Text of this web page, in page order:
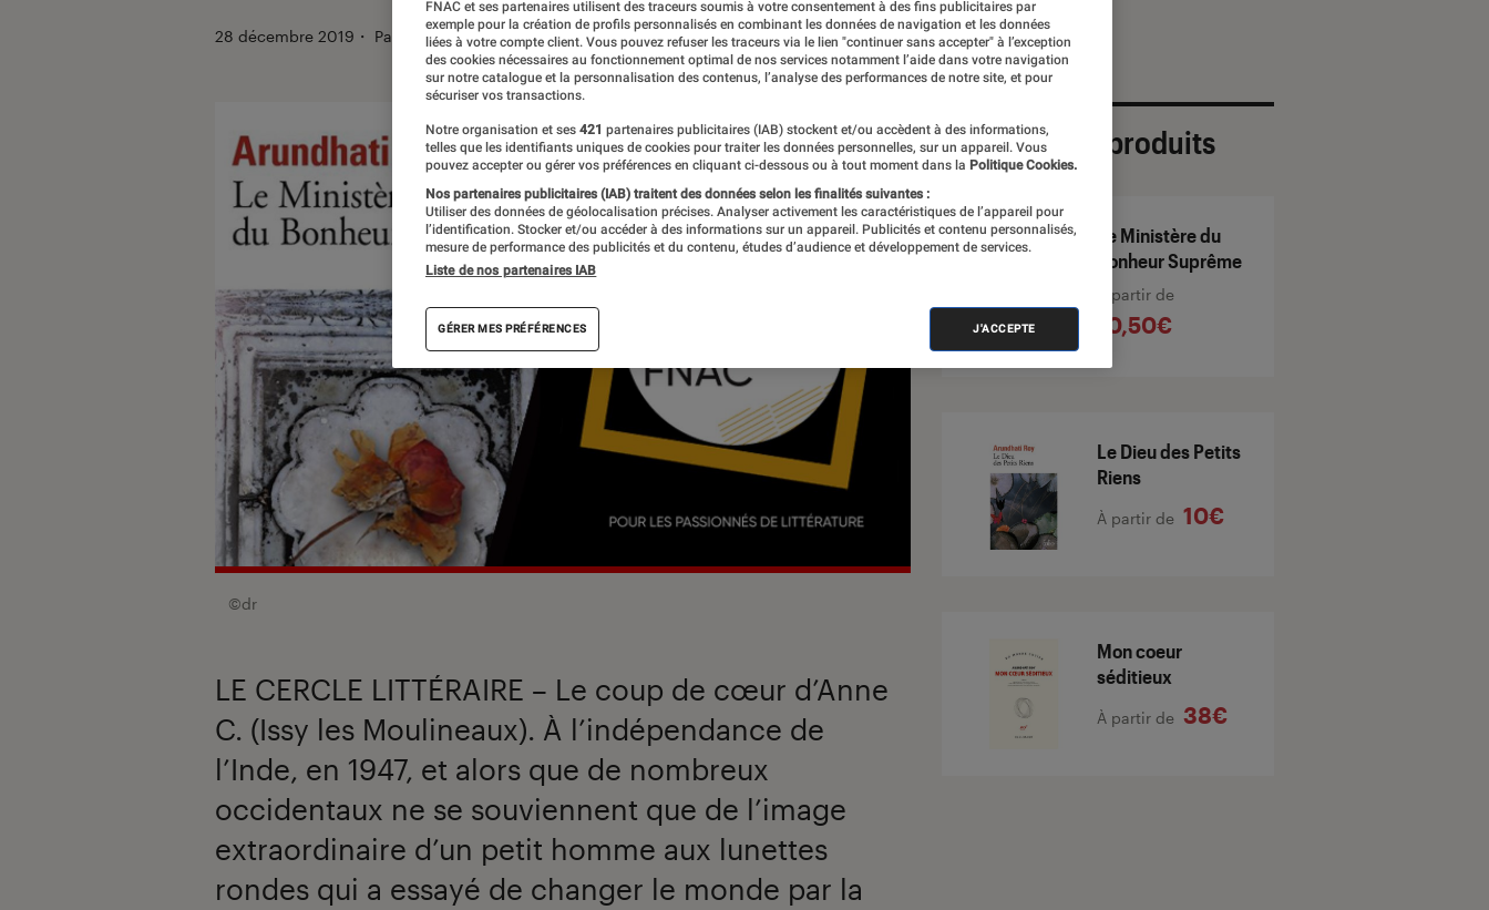
28 décembre 2019 ・ Par Le Cercle Littéraire
©dr
LE CERCLE LITTÉRAIRE – Le coup de cœur d’Anne
C. (Issy les Moulineaux). À l’indépendance de
l’Inde, en 1947, et alors que de nombreux
occidentaux ne se souviennent que de l’image
extraordinaire d’un petit homme aux lunettes
rondes qui a essayé de changer le monde par la
Sélection de produits
Le Ministère du
Bonheur Suprême
À partir de
10,50€
Le Dieu des Petits
Riens
À partir de 10€
Mon coeur
séditieux
À partir de 38€
FNAC et ses partenaires utilisent des traceurs soumis à votre consentement à des fins publicitaires par
exemple pour la création de profils personnalisés en combinant les données de navigation et les données
liées à votre compte client. Vous pouvez refuser les traceurs via le lien "continuer sans accepter" à l’exception
des cookies nécessaires au fonctionnement optimal de nos services notamment l’aide dans votre navigation
sur notre catalogue et la personnalisation des contenus, l’analyse des performances de notre site, et pour
sécuriser vos transactions.
Notre organisation et ses 421 partenaires publicitaires (IAB) stockent et/ou accèdent à des informations,
telles que les identifiants uniques de cookies pour traiter les données personnelles, sur un appareil. Vous
pouvez accepter ou gérer vos préférences en cliquant ci-dessous ou à tout moment dans la Politique Cookies.
Nos partenaires publicitaires (IAB) traitent des données selon les finalités suivantes :
Utiliser des données de géolocalisation précises. Analyser activement les caractéristiques de l’appareil pour
l’identification. Stocker et/ou accéder à des informations sur un appareil. Publicités et contenu personnalisés,
mesure de performance des publicités et du contenu, études d’audience et développement de services.
Liste de nos partenaires IAB
GÉRER MES PRÉFÉRENCES J'ACCEPTE